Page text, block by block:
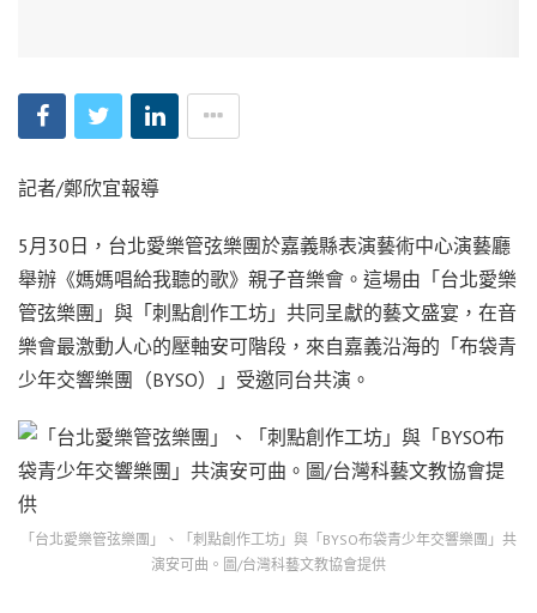
記者/鄭欣宜報導
5月30日，台北愛樂管弦樂團於嘉義縣表演藝術中心演藝廳
舉辦《媽媽唱給我聽的歌》親子音樂會。這場由「台北愛樂
管弦樂團」與「刺點創作工坊」共同呈獻的藝文盛宴，在音
樂會最激動人心的壓軸安可階段，來自嘉義沿海的「布袋青
少年交響樂團（BYSO）」受邀同台共演。
「台北愛樂管弦樂團」、「刺點創作工坊」與「BYSO布袋青少年交響樂團」共
演安可曲。圖/台灣科藝文教協會提供